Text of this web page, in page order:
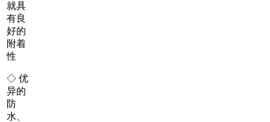
就具
有良
好的
附着
性
◇ 优
异的
防
水、